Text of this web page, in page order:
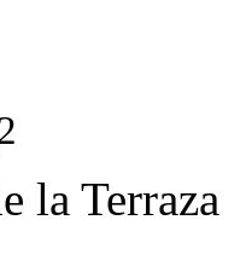
la Terraza